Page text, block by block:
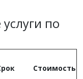
по
Стоимость